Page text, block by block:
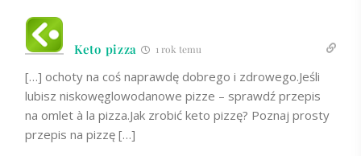
Keto pizza 1 rok temu
[…] ochoty na coś naprawdę dobrego i zdrowego.Jeśli
lubisz niskowęglowodanowe pizze – sprawdź przepis
na omlet à la pizza.Jak zrobić keto pizzę? Poznaj prosty
przepis na pizzę […]